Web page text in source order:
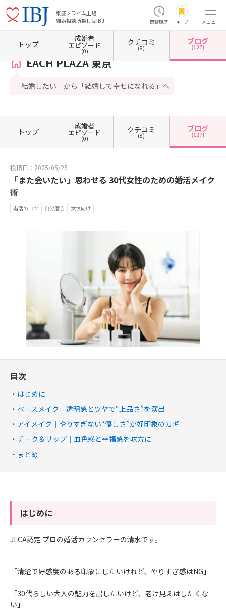
東証プライム上場
結婚相談所探しはIBJ
閲覧履歴 キープ メニュー
ホーム 東京都の結婚相談所 東京都国立市 EACH PLAZA 東京 カウンセラーブログ一覧
EACH PLAZA 東京
「結婚したい」から「結婚して幸せになれる」へ
トップ
成婚者
エピソード
(0)
クチコミ
(8)
ブログ
(127)
トップ
成婚者
エピソード
(0)
クチコミ
(8)
ブログ
(127)
投稿日：2025/05/25
「また会いたい」思わせる 30代女性のための婚活メイク
術
婚活のコツ 自分磨き 女性向け
目次
はじめに
ベースメイク｜透明感とツヤで“上品さ”を演出
アイメイク｜やりすぎない“優しさ”が好印象のカギ
チーク＆リップ｜血色感と幸福感を味方に
まとめ
はじめに
JLCA認定 プロの婚活カウンセラーの清水です。
「清楚で好感度のある印象にしたいけれど、やりすぎ感はNG」
「30代らしい大人の魅力を出したいけど、老け見えはしたくな
い」